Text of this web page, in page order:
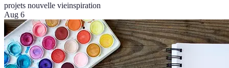
projets nouvelle vieinspiration
Aug 6